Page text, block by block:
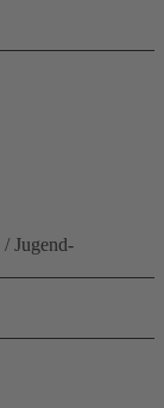
/ Jugend-